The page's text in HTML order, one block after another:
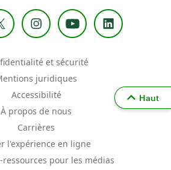
et sécurité
juridiques
Accessibilité
À propos de nous
Carrières
l'expérience en ligne
ressources pour les médias
Haut